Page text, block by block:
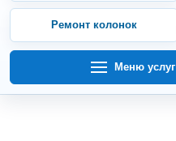
Ремонт колонок
Меню услуг